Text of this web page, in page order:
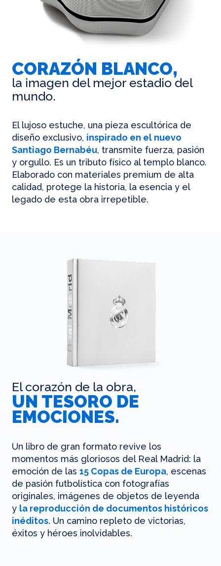
CORAZÓN BLANCO,
la imagen del mejor estadio del
mundo.
El lujoso estuche, una pieza escultórica de
diseño exclusivo, inspirado en el nuevo
Santiago Bernabéu, transmite fuerza, pasión
y orgullo. Es un tributo físico al templo blanco.
Elaborado con materiales premium de alta
calidad, protege la historia, la esencia y el
legado de esta obra irrepetible.
El corazón de la obra,
UN TESORO DE
EMOCIONES.
Un libro de gran formato revive los
momentos más gloriosos del Real Madrid: la
emoción de las 15 Copas de Europa, escenas
de pasión futbolística con fotografías
originales, imágenes de objetos de leyenda
y la reproducción de documentos históricos
inéditos. Un camino repleto de victorias,
éxitos y héroes inolvidables.